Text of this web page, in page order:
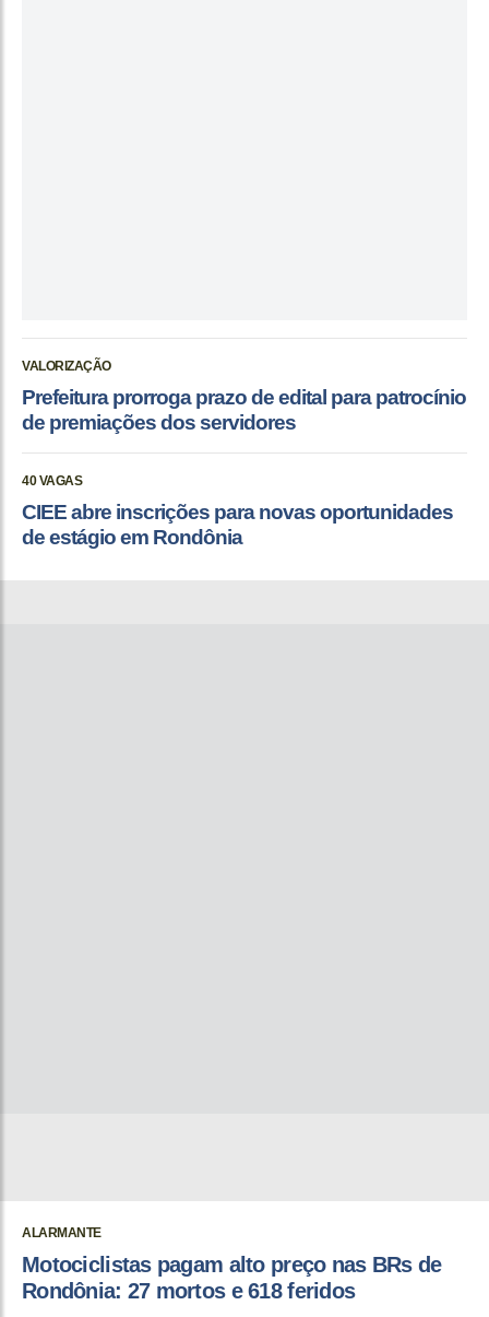
VALORIZAÇÃO
Prefeitura prorroga prazo de edital para patrocínio
de premiações dos servidores
40 VAGAS
CIEE abre inscrições para novas oportunidades
de estágio em Rondônia
ALARMANTE
Motociclistas pagam alto preço nas BRs de
Rondônia: 27 mortos e 618 feridos